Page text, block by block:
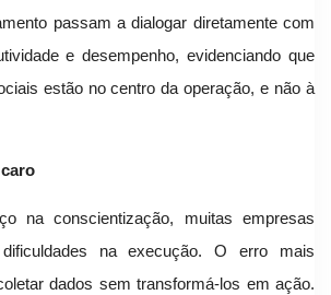
passam a dialogar diretamente com
e desempenho, evidenciando que
estão no centro da operação, e não à
na conscientização, muitas empresas
na execução. O erro mais
dados sem transformá-los em ação.